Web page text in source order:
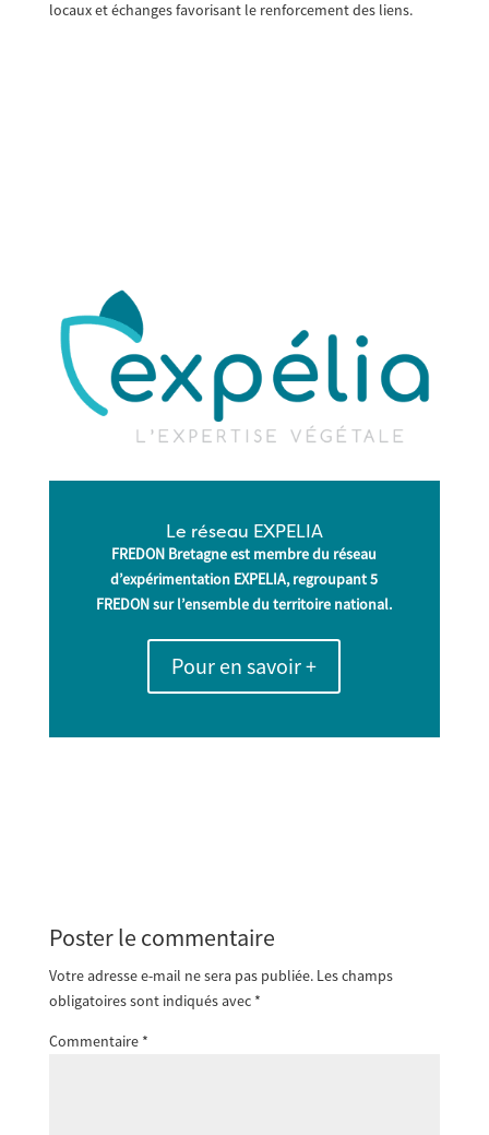
locaux et échanges favorisant le renforcement des liens.
Le réseau EXPELIA
FREDON Bretagne est membre du réseau
d’expérimentation EXPELIA, regroupant 5
FREDON sur l’ensemble du territoire national.
Pour en savoir +
Poster le commentaire
Votre adresse e-mail ne sera pas publiée. Les champs
obligatoires sont indiqués avec *
Commentaire *